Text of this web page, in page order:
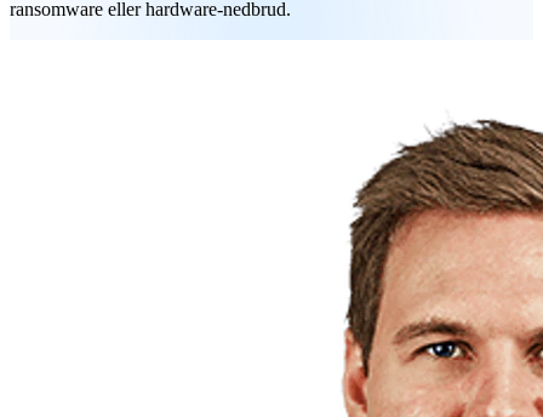
ransomware eller hardware-nedbrud.